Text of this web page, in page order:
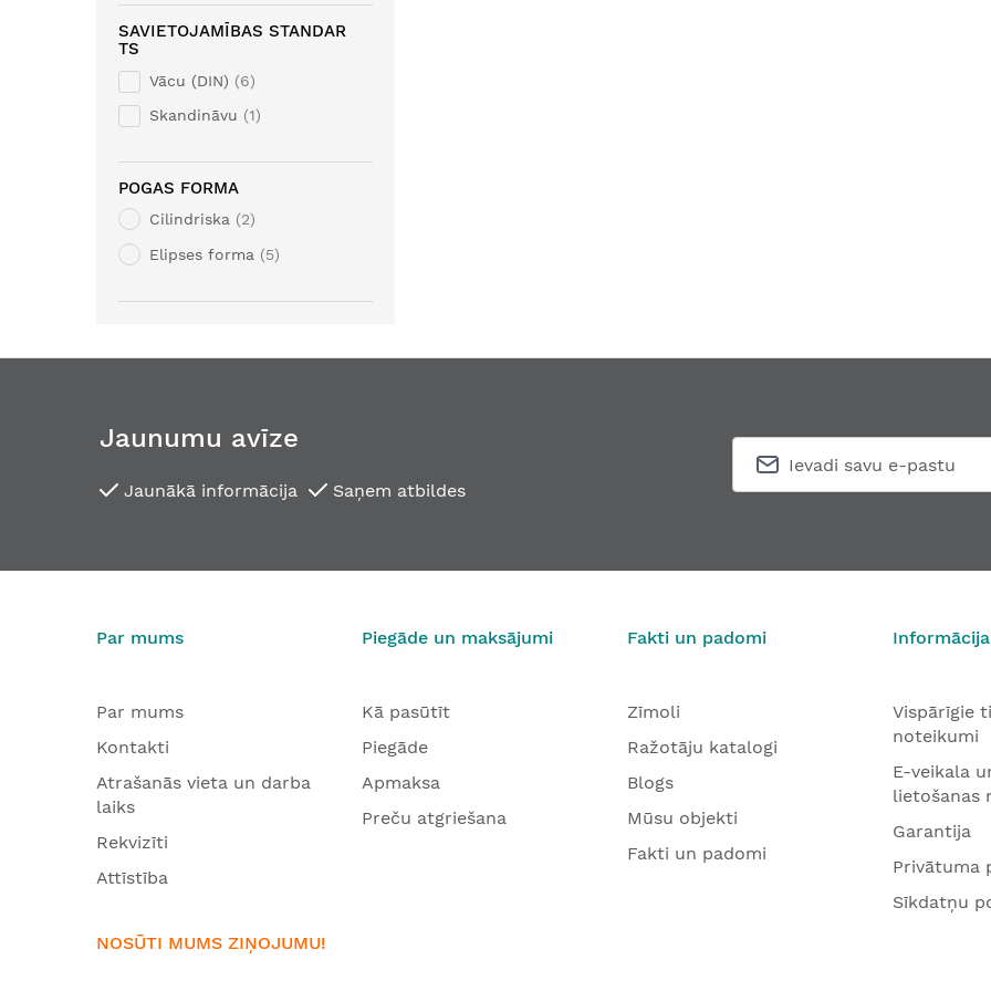
SAVIETOJAMĪBAS STANDAR
TS
Vācu (DIN)
6
Skandināvu
1
POGAS FORMA
Cilindriska
2
Elipses forma
5
Jaunumu avīze
Jaunākā informācija Saņem atbildes
Par mums
Par mums
Kontakti
Atrašanās vieta un darba
laiks
Rekvizīti
Attīstība
NOSŪTI MUMS ZIŅOJUMU!
Piegāde un maksājumi
Kā pasūtīt
Piegāde
Apmaksa
Preču atgriešana
Fakti un padomi
Zīmoli
Ražotāju katalogi
Blogs
Mūsu objekti
Fakti un padomi
Informācija
Vispārīgie
noteikumi
E-veikala
lietošanas
Garantija
Privātuma
Sīkdatņu